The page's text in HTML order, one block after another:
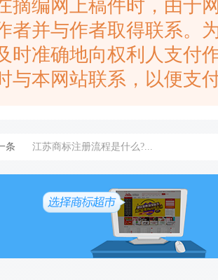
摘编网上稿件时，由于
者并与作者取得联系。
时准确地向权利人支付
与本网站联系，以便支
条 江苏商标注册流程是什么?...